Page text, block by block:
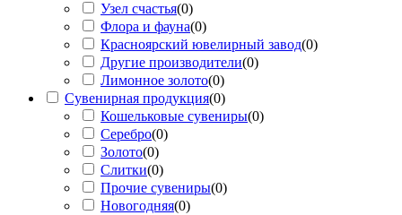
Узел счастья(0)
Флора и фауна(0)
Красноярский ювелирный завод(0)
Другие производители(0)
Лимонное золото(0)
Сувенирная продукция(0)
Кошельковые сувениры(0)
Серебро(0)
Золото(0)
Слитки(0)
Прочие сувениры(0)
Новогодняя(0)